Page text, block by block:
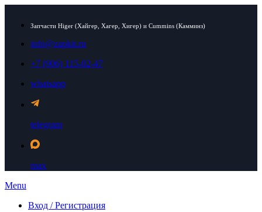
Запчасти Higer (Хайгер, Хагер, Хигер) и Cummins (Камминз)
info@zapkit.ru
+7 (906) 115-02-47
whatsapp
telegram
max
Menu
Вход / Регистрация